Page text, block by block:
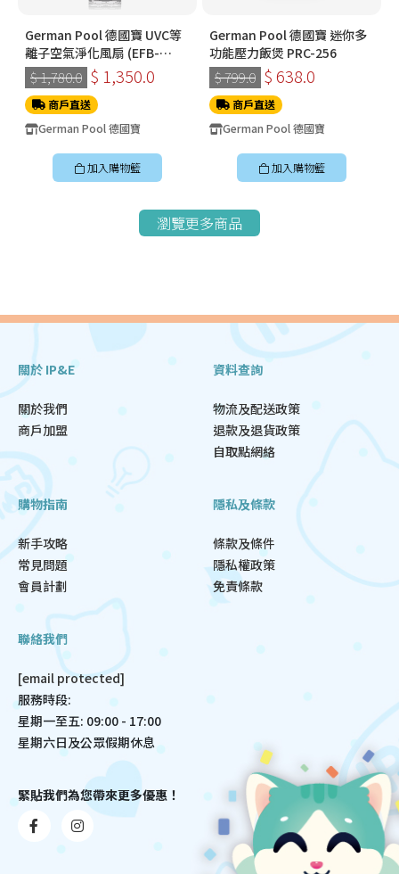
German Pool 德國寶 UVC等
離子空氣淨化風扇 (EFB-
PC30-SC)
$ 1,780.0 $ 1,350.0
商戶直送
German Pool 德國寶
加入購物籃
German Pool 德國寶 迷你多
功能壓力飯煲 PRC-256
$ 799.0 $ 638.0
商戶直送
German Pool 德國寶
加入購物籃
瀏覽更多商品
關於 IP&E
關於我們
商戶加盟
資料查詢
物流及配送政策
退款及退貨政策
自取點網絡
購物指南
新手攻略
常見問題
會員計劃
隱私及條款
條款及條件
隱私權政策
免責條款
聯絡我們
[email protected]
服務時段:
星期一至五: 09:00 - 17:00
星期六日及公眾假期休息
緊貼我們為您帶來更多優惠！